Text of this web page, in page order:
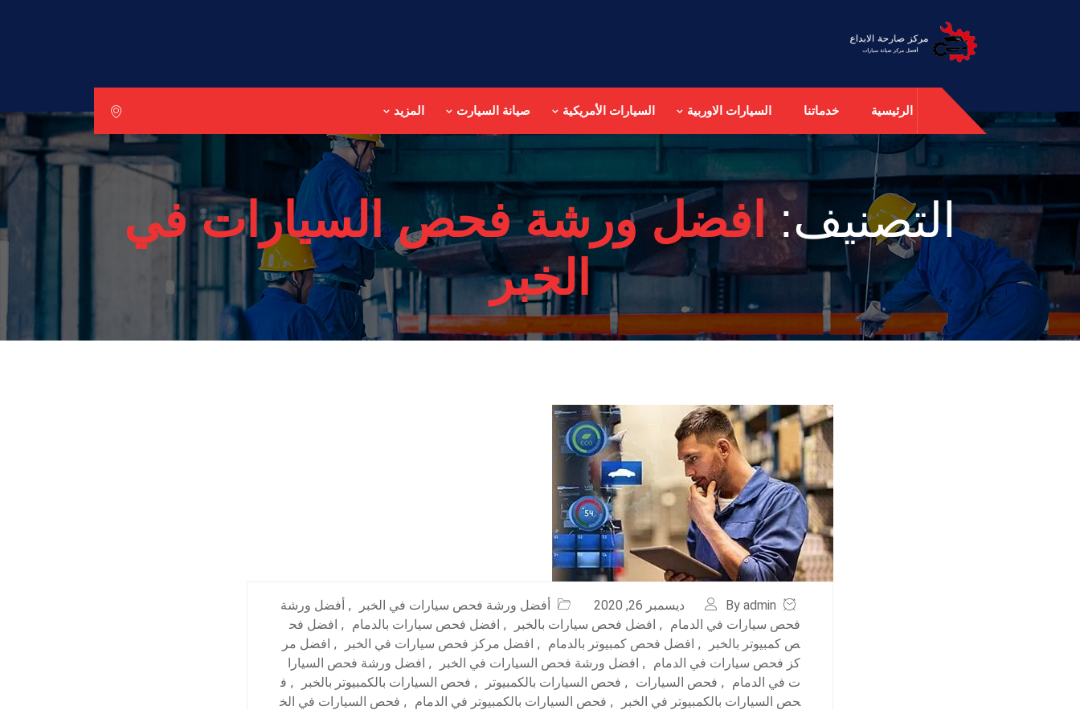
الرئيسية خدماتنا السيارات الاوربية السيارات الأمريكية صيانة السيارت المزيد
التصنيف:افضل ورشة فحص السيارات في
الخبر
By admin ديسمبر 26, 2020 أفضل ورشة فحص سيارات في الخبر , أفضل ورشة
فحص سيارات في الدمام
, افضل فحص سيارات بالخبر , افضل فحص سيارات بالدمام , افضل فح
ص كمبيوتر بالخبر
, افضل فحص كمبيوتر بالدمام , افضل مركز فحص سيارات في الخبر , افضل مر
كز فحص سيارات في الدمام
, افضل ورشة فحص السيارات في الخبر , افضل ورشة فحص السيارا
ت في الدمام
, فحص السيارات , فحص السيارات بالكمبيوتر , فحص السيارات بالكمبيوتر بالخبر , ف
حص السيارات بالكمبيوتر في الخبر
, فحص السيارات بالكمبيوتر في الدمام , فحص السيارات في الخ